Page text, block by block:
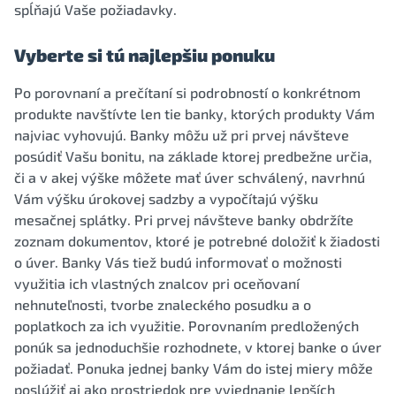
spĺňajú Vaše požiadavky.
Vyberte si tú najlepšiu ponuku
Po porovnaní a prečítaní si podrobností o konkrétnom
produkte navštívte len tie banky, ktorých produkty Vám
najviac vyhovujú. Banky môžu už pri prvej návšteve
posúdiť Vašu bonitu, na základe ktorej predbežne určia,
či a v akej výške môžete mať úver schválený, navrhnú
Vám výšku úrokovej sadzby a vypočítajú výšku
mesačnej splátky. Pri prvej návšteve banky obdržíte
zoznam dokumentov, ktoré je potrebné doložiť k žiadosti
o úver. Banky Vás tiež budú informovať o možnosti
využitia ich vlastných znalcov pri oceňovaní
nehnuteľnosti, tvorbe znaleckého posudku a o
poplatkoch za ich využitie. Porovnaním predložených
ponúk sa jednoduchšie rozhodnete, v ktorej banke o úver
požiadať. Ponuka jednej banky Vám do istej miery môže
poslúžiť aj ako prostriedok pre vyjednanie lepších